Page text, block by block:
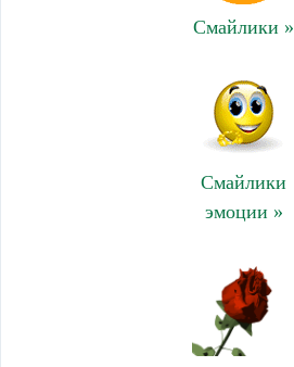
Смайлики »
Смайлики
эмоции »